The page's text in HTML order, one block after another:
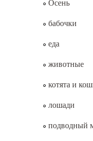
Осень
бабочки
еда
животные
котята и
лошади
подводный